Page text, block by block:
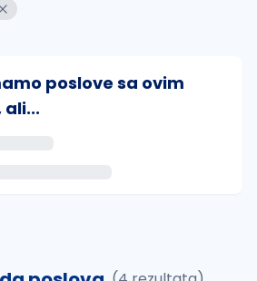
poslove sa ovim